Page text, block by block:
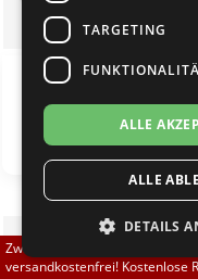
Flexerinas
Rummos
Rumpf
TopTanz
Anna Kern 5711
101,15 EUR
[inkl. 19% MwSt zzgl. ]
Zwischen 70,00 EUR und
versandkostenfrei! Kostenlose
TARGETING
ALLE
ALLE
DETAILS